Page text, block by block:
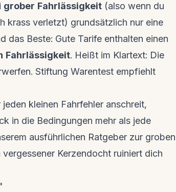
grober Fahrlässigkeit (also wenn du
krass verletzt) grundsätzlich nur eine
Beste: Gute Tarife enthalten einen
Fahrlässigkeit. Heißt im Klartext: Die
Stiftung Warentest empfiehlt
kleinen Fahrfehler anschreit,
in die Bedingungen mehr als jede
ausführlichen Ratgeber zur groben
vergessener Kerzendocht ruiniert dich